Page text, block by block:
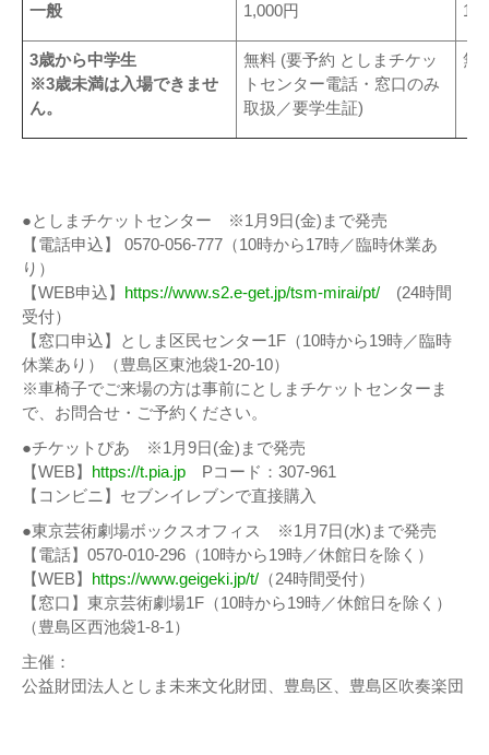
一般 1,000円
3歳から中学生
※3歳未満は入場できませ
ん。
無料 (要予約 としまチケッ
トセンター電話・窓口のみ
取扱／要学生証)
無
●としまチケットセンター ※1月9日(金)まで発売
【電話申込】 0570-056-777（10時から17時／臨時休業あ
り）
【WEB申込】 https://www.s2.e-get.jp/tsm-mirai/pt/ (24時間
受付）
【窓口申込】としま区民センター1F（10時から19時／臨時
休業あり）（豊島区東池袋1-20-10）
※車椅子でご来場の方は事前にとしまチケットセンターま
で、お問合せ・ご予約ください。
●チケットぴあ ※1月9日(金)まで発売
【WEB】 https://t.pia.jp Pコード：307-961
【コンビニ】セブンイレブンで直接購入
●東京芸術劇場ボックスオフィス ※1月7日(水)まで発売
【電話】0570-010-296（10時から19時／休館日を除く）
【WEB】 https://www.geigeki.jp/t/ （24時間受付）
【窓口】東京芸術劇場1F（10時から19時／休館日を除く）
（豊島区西池袋1-8-1）
主催：
公益財団法人としま未来文化財団、豊島区、豊島区吹奏楽団